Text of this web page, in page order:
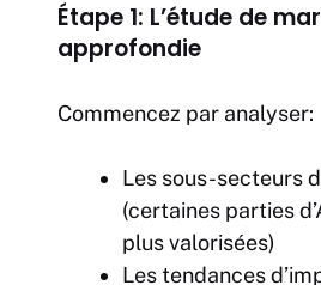
Étape 1: L’étude de
approfondie
Commencez par analyser:
Les sous-secteurs
(certaines parties
plus valorisées)
Les tendances